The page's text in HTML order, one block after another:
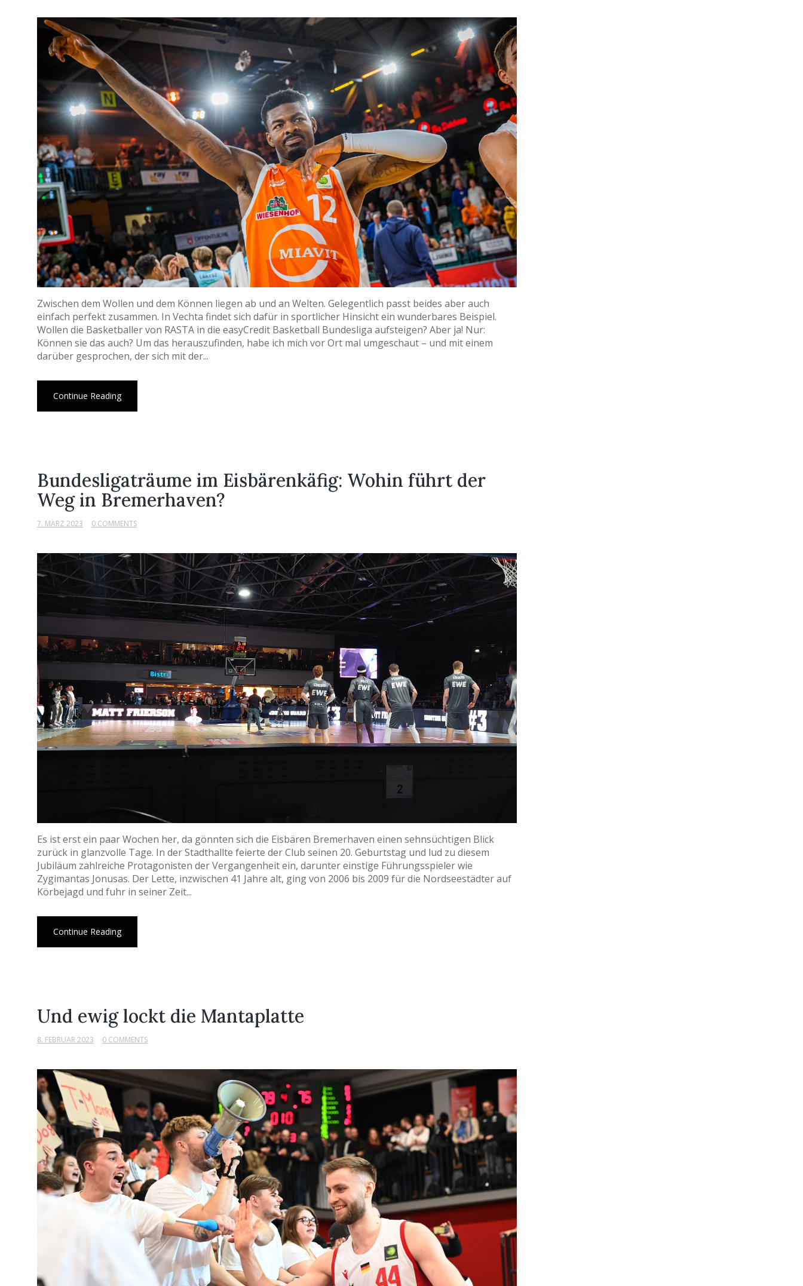
Zwischen dem Wollen und dem Können liegen ab und an Welten. Gelegentlich passt beides aber auch
einfach perfekt zusammen. In Vechta findet sich dafür in sportlicher Hinsicht ein wunderbares Beispiel.
Wollen die Basketballer von RASTA in die easyCredit Basketball Bundesliga aufsteigen? Aber ja! Nur:
Können sie das auch? Um das herauszufinden, habe ich mich vor Ort mal umgeschaut – und mit einem
darüber gesprochen, der sich mit der...
Continue Reading
Bundesligaträume im Eisbärenkäfig: Wohin führt der
Weg in Bremerhaven?
7. MÄRZ 2023 0 COMMENTS
Es ist erst ein paar Wochen her, da gönnten sich die Eisbären Bremerhaven einen sehnsüchtigen Blick
zurück in glanzvolle Tage. In der Stadthallte feierte der Club seinen 20. Geburtstag und lud zu diesem
Jubiläum zahlreiche Protagonisten der Vergangenheit ein, darunter einstige Führungsspieler wie
Zygimantas Jonusas. Der Lette, inzwischen 41 Jahre alt, ging von 2006 bis 2009 für die Nordseestädter auf
Körbejagd und fuhr in seiner Zeit...
Continue Reading
Und ewig lockt die Mantaplatte
8. FEBRUAR 2023 0 COMMENTS